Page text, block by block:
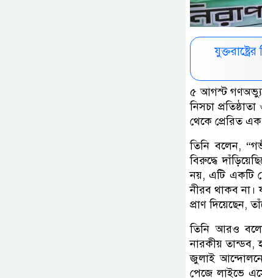
৫ আগস্ট
নিসচা
থেকে প্রেরিত এক
তিনি বলেন,
বিরুদ্ধে
নয়, এটি একটি
নীরব থাকব না।
প্রাণ দিয়েছেন,
তিনি আরও
নারকীয় তান্ডব,
জুলাই
পেজে লাইভে